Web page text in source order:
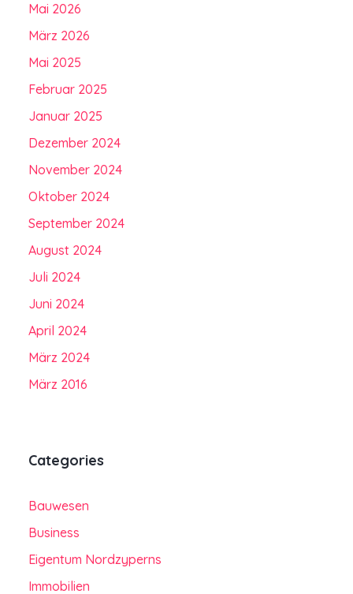
Mai 2026
März 2026
Mai 2025
Februar 2025
Januar 2025
Dezember 2024
November 2024
Oktober 2024
September 2024
August 2024
Juli 2024
Juni 2024
April 2024
März 2024
März 2016
Categories
Bauwesen
Business
Eigentum Nordzyperns
Immobilien